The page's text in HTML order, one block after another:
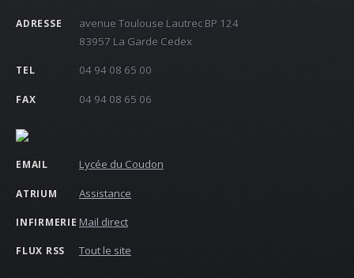
ADRESSE
avenue Toulouse Lautrec BP 124
83957 La Garde Cedex
TEL 04 94 08 65 00
FAX 04 94 08 65 06
EMAIL Lycée du Coudon
ATRIUM Assistance
INFIRMERIE Mail direct
FLUX RSS Tout le site